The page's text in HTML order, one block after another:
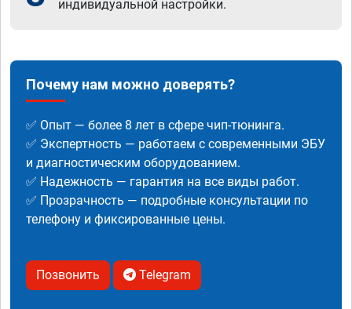
индивидуальной настройки.
Почему нам можно доверять?
✅ Опыт — более 8 лет в сфере чип-тюнинга.
✅ Экспертность — работаем с современными ЭБУ
и диагностическим оборудованием.
✅ Надежность — гарантия на все виды работ.
✅ Прозрачность — подробные консультации по
телефону и фиксированные цены.
Позвонить Telegram